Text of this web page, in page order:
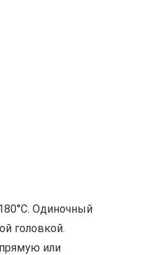
Одиночный
головкой.
или